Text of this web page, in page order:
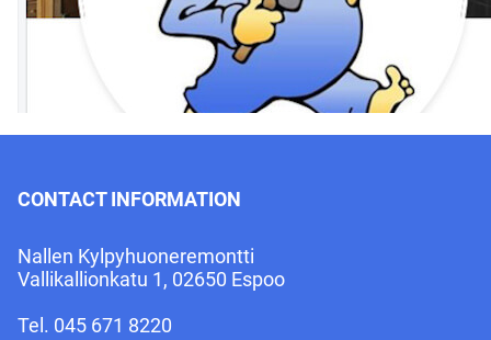
CONTACT INFORMATION
Nallen Kylpyhuoneremontti
Vallikallionkatu 1, 02650 Espoo
Tel. 045 671 8220